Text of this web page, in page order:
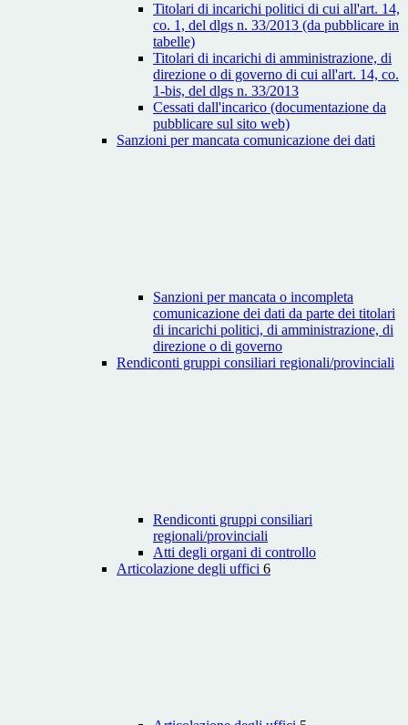
Titolari di incarichi politici di cui all'art. 14,
co. 1, del dlgs n. 33/2013 (da pubblicare in
tabelle)
Titolari di incarichi di amministrazione, di
direzione o di governo di cui all'art. 14, co.
1-bis, del dlgs n. 33/2013
Cessati dall'incarico (documentazione da
pubblicare sul sito web)
Sanzioni per mancata comunicazione dei dati
Sanzioni per mancata o incompleta
comunicazione dei dati da parte dei titolari
di incarichi politici, di amministrazione, di
direzione o di governo
Rendiconti gruppi consiliari regionali/provinciali
Rendiconti gruppi consiliari
regionali/provinciali
Atti degli organi di controllo
Articolazione degli uffici 6